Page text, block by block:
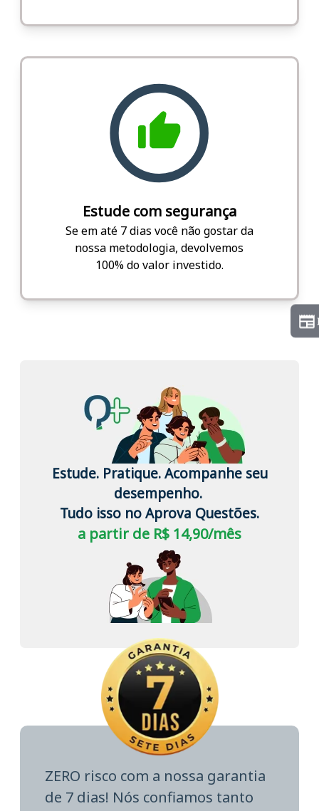
Estude com segurança
Se em até 7 dias você não gostar da
nossa metodologia, devolvemos
100% do valor investido.
Estude. Pratique. Acompanhe seu
desempenho.
Tudo isso no Aprova Questões.
a partir de R$ 14,90/mês
ZERO risco com a nossa garantia
de 7 dias! Nós confiamos tanto